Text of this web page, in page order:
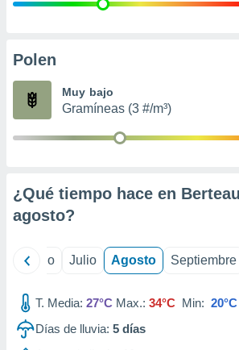
e
publicidad
Polen
Muy bajo
Gramíneas (3 #/m³)
¿Qué tiempo hace en
agosto?
Junio Julio Agosto Septiembre
T. Media: 27°C Max.: 34°C Min: 20°C
Días de lluvia: 5 días